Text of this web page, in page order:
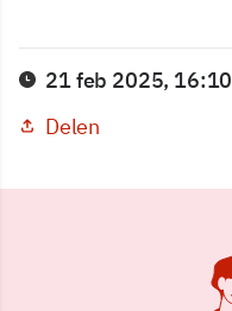
21 feb 2025, 16:10
Delen